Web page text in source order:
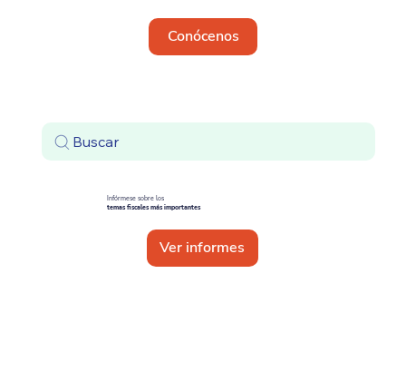
Conócenos
Infórmese sobre los
temas fiscales más importantes
Ver informes
Buscar